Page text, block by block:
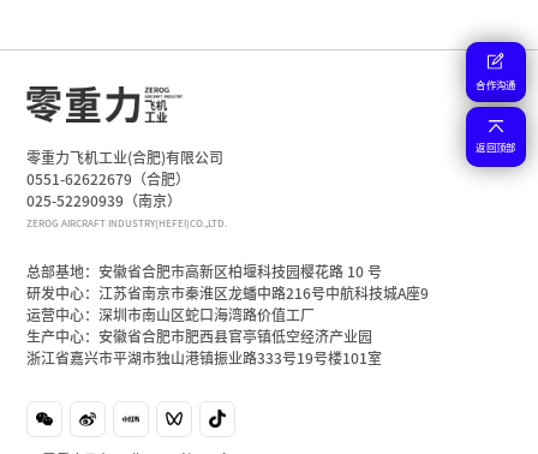
零重力飞机工业(合肥)有限公司
0551-62622679（合肥）
025-52290939（南京）
ZEROG AIRCRAFT INDUSTRY(HEFEI)CO.,LTD.
总部基地：安徽省合肥市高新区柏堰科技园樱花路 10 号
研发中心：江苏省南京市秦淮区龙蟠中路216号中航科技城A座9
运营中心：深圳市南山区蛇口海湾路价值工厂
生产中心：安徽省合肥市肥西县官亭镇低空经济产业园
浙江省嘉兴市平湖市独山港镇振业路333号19号楼101室
合作沟通
返回顶部